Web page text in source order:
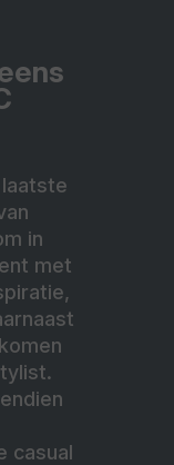
in
met
casual